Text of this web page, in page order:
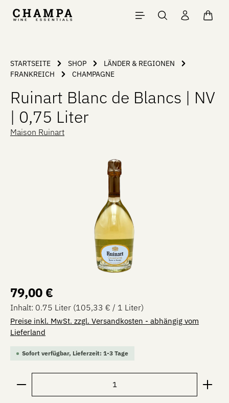
Zum Hauptinhalt springen
STARTSEITE SHOP
LÄNDER & REGIONEN
FRANKREICH
CHAMPAGNE
Ruinart Blanc de Blancs | NV
| 0,75 Liter
Maison Ruinart
Regulärer Preis:
79,00 €
Inhalt: 0.75 Liter (105,33 € / 1 Liter)
Preise inkl. MwSt. zzgl. Versandkosten - abhängig vom
Lieferland
Sofort verfügbar, Lieferzeit: 1-3 Tage
Produkt Anzahl: Gib den gewünschten Wert ein